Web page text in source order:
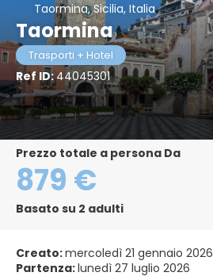
Taormina, Sicilia, Italia
Taormina
Trasporti + Hotel
Ref ID:44045301
Prezzo totale a persona Da
879 €
Basato su 2 adulti
Creato:mercoledì 21 gennaio 2026
Partenza:lunedì 27 luglio 2026